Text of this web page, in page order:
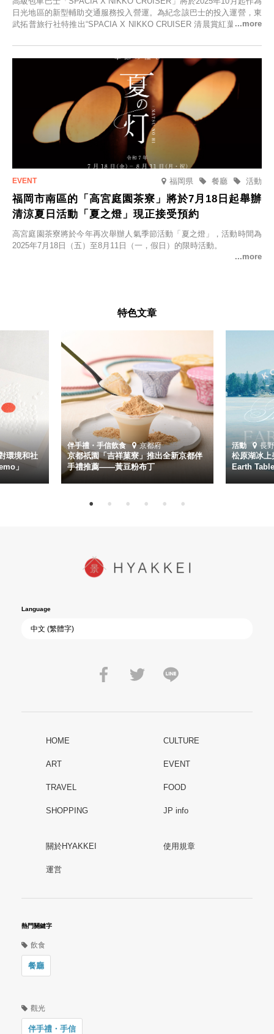
日光地區的新型輔助交通服務投入營運。為紀念該巴士的投入運營，東
武拓普旅行社特推出“SPACIA X NIKKO CRUISER 清晨賞紅葉之旅”，
福岡県 活動
餐廳
福岡市南區的「高宮庭園茶寮」將於7月18日起舉辦
清涼夏日活動「夏之燈」現正接受預約
高宮庭園茶寮將於今年再次舉辦人氣季節活動「夏之燈」，活動時間為
2025年7月18日（五）至8月11日（一，假日）的限時活動。
特色文章
環境和社
」
伴手禮・手信飲食 京都府
京都祇園「吉祥菓寮」推出全新京都伴
手禮推薦——黃豆粉布丁
活動 長
松原湖冰
Earth
Language
HOME CULTURE
ART EVENT
TRAVEL FOOD
SHOPPING JP info
關於HYAKKEI 使用規章
運営
熱門關鍵字
飲食
餐廳
觀光
伴手禮・手信